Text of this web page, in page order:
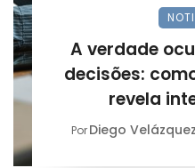
A verdade
decisões:
revela
PorDiego Velázquez